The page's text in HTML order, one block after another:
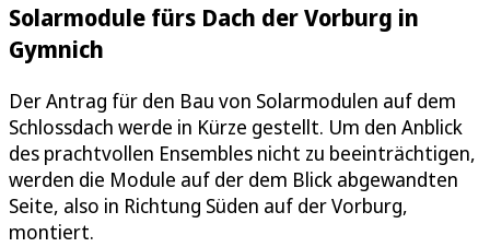
Solarmodule fürs Dach der Vorburg in
Gymnich
Der Antrag für den Bau von Solarmodulen auf dem
Schlossdach werde in Kürze gestellt. Um den Anblick
des prachtvollen Ensembles nicht zu beeinträchtigen,
werden die Module auf der dem Blick abgewandten
Seite, also in Richtung Süden auf der Vorburg,
montiert.